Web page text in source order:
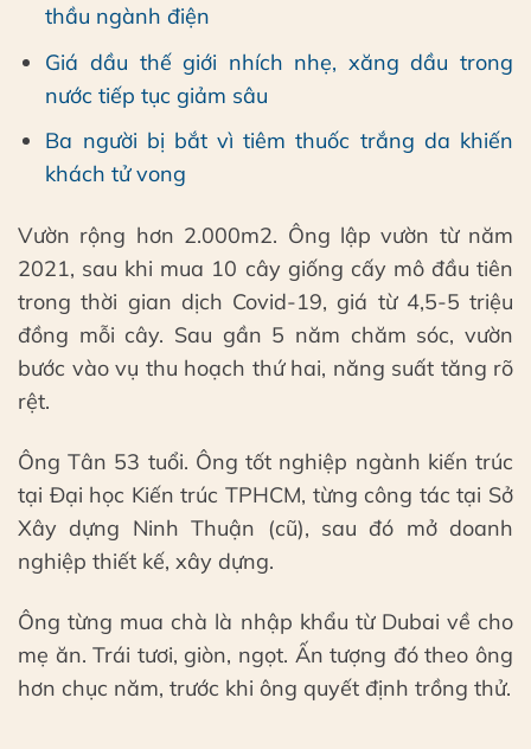
thầu ngành điện
Giá dầu thế giới nhích nhẹ, xăng dầu trong
nước tiếp tục giảm sâu
Ba người bị bắt vì tiêm thuốc trắng da khiến
khách tử vong
Vườn rộng hơn 2.000m2. Ông lập vườn từ năm
2021, sau khi mua 10 cây giống cấy mô đầu tiên
trong thời gian dịch Covid-19, giá từ 4,5-5 triệu
đồng mỗi cây. Sau gần 5 năm chăm sóc, vườn
bước vào vụ thu hoạch thứ hai, năng suất tăng rõ
rệt.
Ông Tân 53 tuổi. Ông tốt nghiệp ngành kiến trúc
tại Đại học Kiến trúc TPHCM, từng công tác tại Sở
Xây dựng Ninh Thuận (cũ), sau đó mở doanh
nghiệp thiết kế, xây dựng.
Ông từng mua chà là nhập khẩu từ Dubai về cho
mẹ ăn. Trái tươi, giòn, ngọt. Ấn tượng đó theo ông
hơn chục năm, trước khi ông quyết định trồng thử.